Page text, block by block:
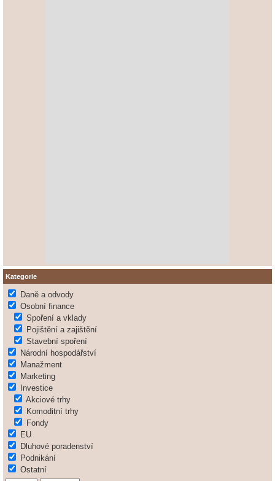
Kategorie
Daně a odvody
Osobní finance
Spoření a vklady
Pojištění a zajištění
Stavební spoření
Národní hospodářství
Manažment
Marketing
Investice
Akciové trhy
Komoditní trhy
Fondy
EU
Dluhové poradenství
Podnikání
Ostatní